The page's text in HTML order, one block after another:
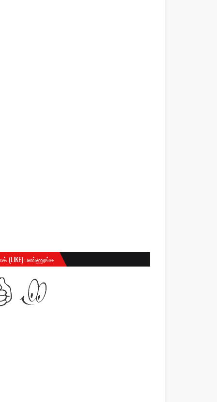
(LIKE) பண்ணுங்க